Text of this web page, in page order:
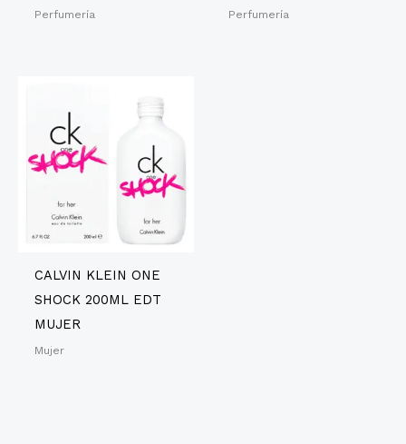
Perfumería Perfumería
CALVIN KLEIN ONE
SHOCK 200ML EDT
MUJER
Mujer